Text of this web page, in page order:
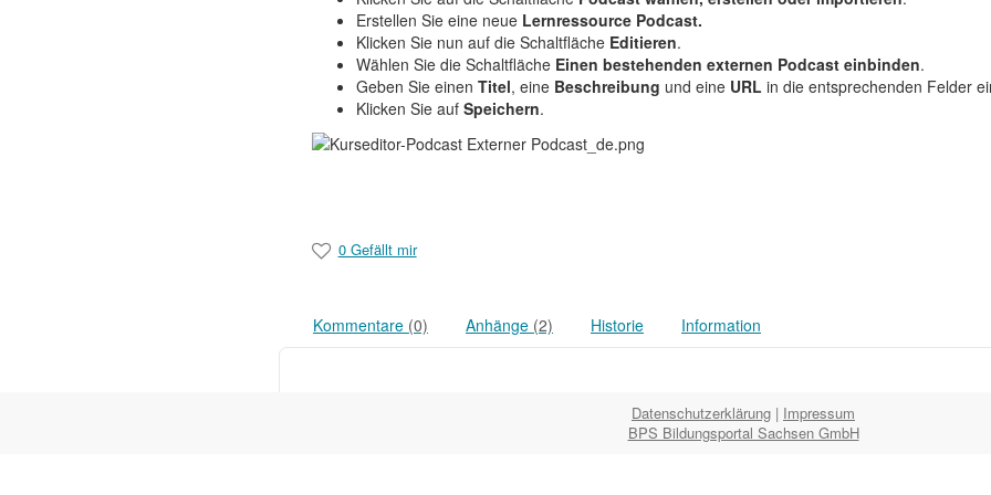
Erstellen Sie eine neue Lernressource Podcast.
Klicken Sie nun auf die Schaltfläche Editieren.
Wählen Sie die Schaltfläche Einen bestehenden externen Podcast einbinden.
Geben Sie einen Titel, eine Beschreibung und eine URL in die entsprechenden Felder
Klicken Sie auf Speichern.
0 Gefällt mir
Kommentare (0) Anhänge (2) Historie Information
Datenschutzerklärung | Impressum
BPS Bildungsportal Sachsen GmbH